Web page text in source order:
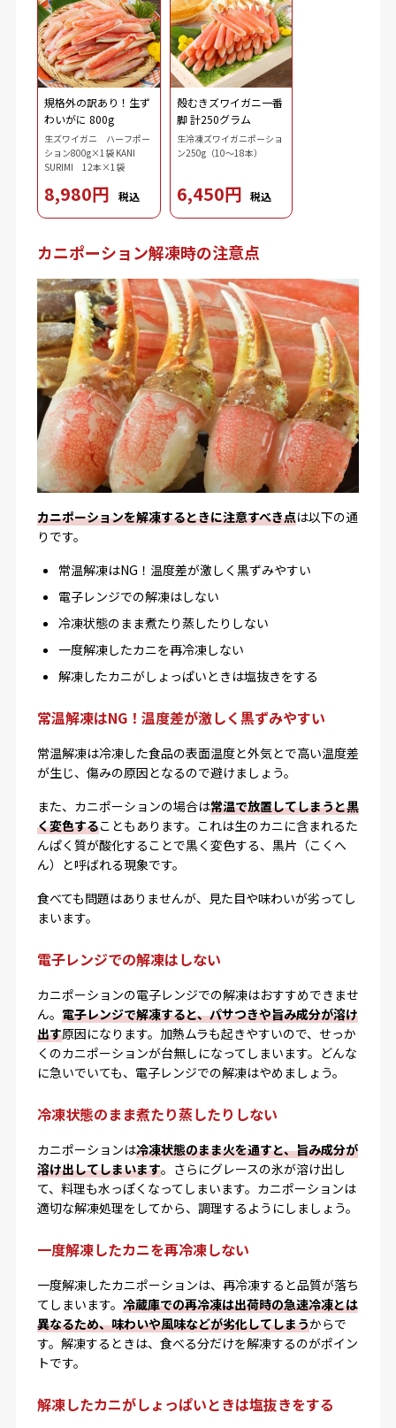
規格外の訳あり！生ず
わいがに 800g
生ズワイガニ ハーフポー
ション800g×1袋 KANI
SURIMI 12本×1袋
8,980円 税込
殻むきズワイガニ一番
脚 計250グラム
生冷凍ズワイガニポーショ
ン250g（10～18本）
6,450円 税込
カニポーション解凍時の注意点
カニポーションを解凍するときに注意すべき点は以下の通
りです。
常温解凍はNG！温度差が激しく黒ずみやすい
電子レンジでの解凍はしない
冷凍状態のまま煮たり蒸したりしない
一度解凍したカニを再冷凍しない
解凍したカニがしょっぱいときは塩抜きをする
常温解凍はNG！温度差が激しく黒ずみやすい
常温解凍は冷凍した食品の表面温度と外気とで高い温度差
が生じ、傷みの原因となるので避けましょう。
また、カニポーションの場合は常温で放置してしまうと黒
く変色することもあります。これは生のカニに含まれるた
んぱく質が酸化することで黒く変色する、黒片（こくへ
ん）と呼ばれる現象です。
食べても問題はありませんが、見た目や味わいが劣ってし
まいます。
電子レンジでの解凍はしない
カニポーションの電子レンジでの解凍はおすすめできませ
ん。 電子レンジで解凍すると、パサつきや旨み成分が溶け
出す原因になります。加熱ムラも起きやすいので、せっか
くのカニポーションが台無しになってしまいます。どんな
に急いでいても、電子レンジでの解凍はやめましょう。
冷凍状態のまま煮たり蒸したりしない
カニポーションは冷凍状態のまま火を通すと、旨み成分が
溶け出してしまいます。さらにグレースの氷が溶け出し
て、料理も水っぽくなってしまいます。カニポーションは
適切な解凍処理をしてから、調理するようにしましょう。
一度解凍したカニを再冷凍しない
一度解凍したカニポーションは、再冷凍すると品質が落ち
てしまいます。 冷蔵庫での再冷凍は出荷時の急速冷凍とは
異なるため、味わいや風味などが劣化してしまうからで
す。解凍するときは、食べる分だけを解凍するのがポイン
トです。
解凍したカニがしょっぱいときは塩抜きをする